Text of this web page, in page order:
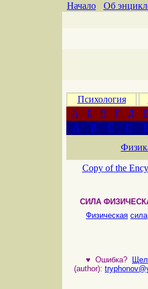
Начало Об
Психология
А
Б В Г Д Е
A
B C D E
Copy of the
СИЛА
Физическая сила
♥ Ошибка?
(author):